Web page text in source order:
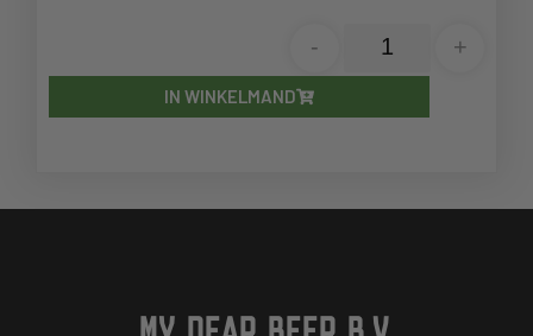
- +
IN WINKELMAND